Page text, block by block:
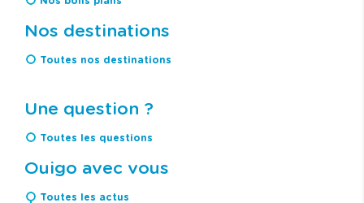
Nos destinations
Toutes nos destinations
Une question ?
Toutes les questions
Ouigo avec vous
Toutes les actus